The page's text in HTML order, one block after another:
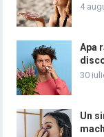
4
Apa
30
Un